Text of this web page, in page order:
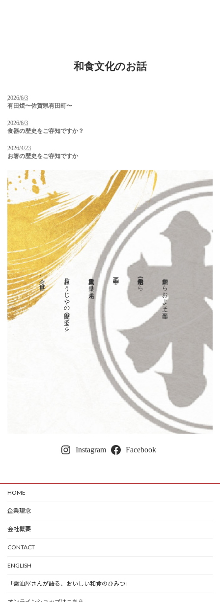
和食文化のお話
2026/6/3
有田焼〜佐賀県有田町〜
2026/6/3
食器の歴史をご存知ですか？
2026/4/23
お箸の歴史をご存知ですか
創業からおよそ一五〇年
明治十年（一八七七年）から
二〇十一年の
東日本大震災を乗り越え
相原こうじやの歴史の全てを
今、世界へ
Instagram Facebook
HOME
企業理念
会社概要
CONTACT
ENGLISH
「醤油屋さんが語る、おいしい和食のひみつ」